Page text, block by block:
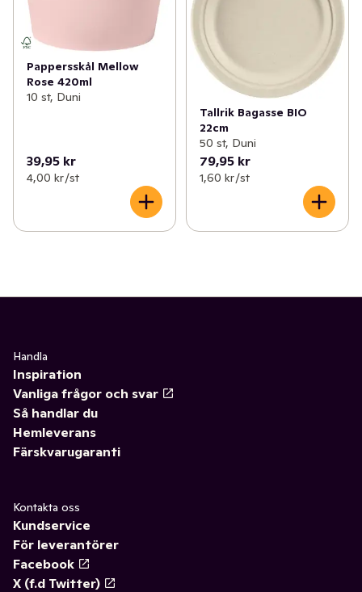
Pappersskål Mellow
Rose 420ml
10 st, Duni
39,95 kr
4,00 kr /st
Tallrik Bagasse BIO
22cm
50 st, Duni
79,95 kr
1,60 kr /st
Handla
Inspiration
Vanliga frågor och svar
Så handlar du
Hemleverans
Färskvarugaranti
Kontakta oss
Kundservice
För leverantörer
Facebook
X (f.d Twitter)